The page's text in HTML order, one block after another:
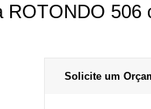
506
Solicite um